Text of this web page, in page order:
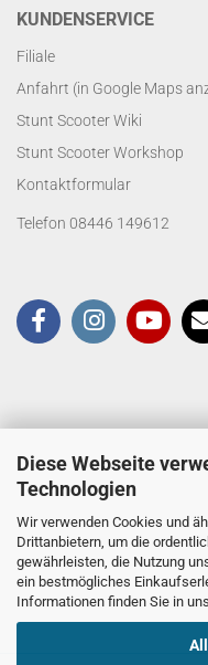
Diese Webseite
Technologien
Wir verwenden Cookies und
Drittanbietern, um die
gewährleisten, die Nutzung
ein bestmögliches
Informationen finden Sie in
KUNDENSERVICE
Filiale
Anfahrt (in Google Maps
Stunt Scooter Wiki
Stunt Scooter Workshop
Kontaktformular
Telefon 08446 149612